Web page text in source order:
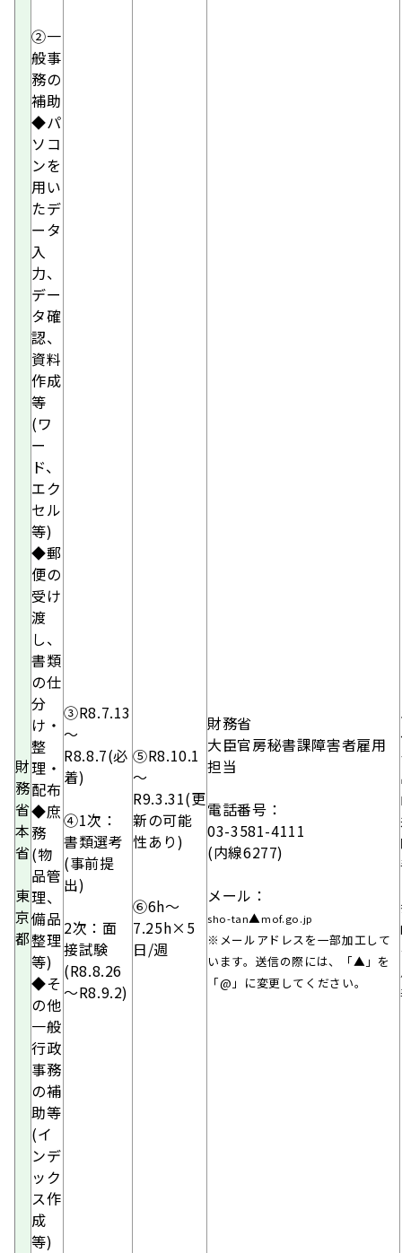
財
務
省
本
省
東
京
都
②一
般事
務の
補助
◆パ
ソコ
ンを
用い
たデ
ータ
入
力、
デー
タ確
認、
資料
作成
等
(ワ
ー
ド、
エク
セル
等)
◆郵
便の
受け
渡
し、
書類
の仕
分
け・
整
理・
配布
◆庶
務
(物
品管
理、
備品
整理
等)
◆そ
の他
一般
行政
事務
の補
助等
(イ
ンデ
ック
ス作
成
等)
③R8.7.13
～
R8.8.7(必
着)
④1次：
書類選考
(事前提
出)
2次： 面
接試験
(R8.8.26
～R8.9.2)
⑤R8.10.1
～
R9.3.31(更
新の可能
性あり)
⑥6h～
7.25h×5
日/週
財務省
大臣官房秘書課障害者雇用
担当
電話番号：
03-3581-4111
(内線6277)
メール：
sho-tan▲mof.go.jp
※メールアドレスを一部加工して
います。送信の際には、「▲」を
「@」に変更してください。